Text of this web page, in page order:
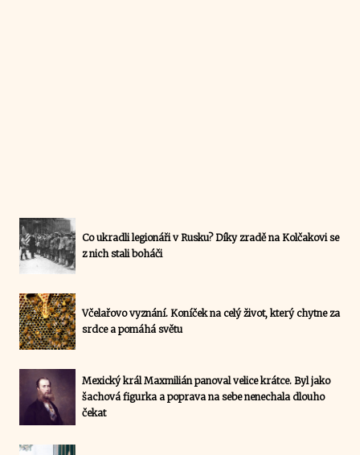
Co ukradli legionáři v Rusku? Díky zradě na Kolčakovi se
z nich stali boháči
Včelařovo vyznání. Koníček na celý život, který chytne za
srdce a pomáhá světu
Mexický král Maxmilián panoval velice krátce. Byl jako
šachová figurka a poprava na sebe nenechala dlouho
čekat